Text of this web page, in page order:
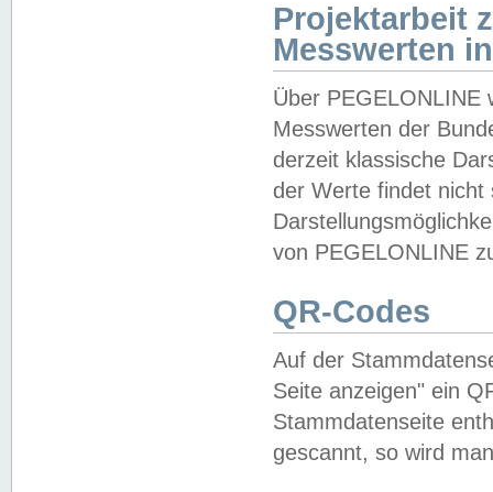
Projektarbeit
Messwerten
Über PEGELONLINE
Messwerten der
derzeit klassische
der Werte findet
von PEGELONLINE
QR-Codes
Auf der
Seite anzeigen" ein
Stammdatenseite
gescannt, so wird